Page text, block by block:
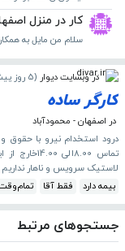
کار در منزل
سلام من مایل به
در وبسایت دیوار (5 روز پیش
کارگر ساده
در اصفهان - محمودآباد
درود استخدام نیرو با حقوق
تماس
لاستیک سرویس و ناهار نداریم
بیمه دارد
فقط آقا
جستجوهای مرتبط